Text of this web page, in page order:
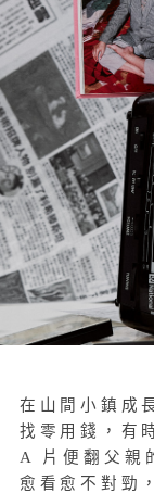
在山間小鎮成
找零用錢，有
A 片便翻父親
愈看愈不對勁